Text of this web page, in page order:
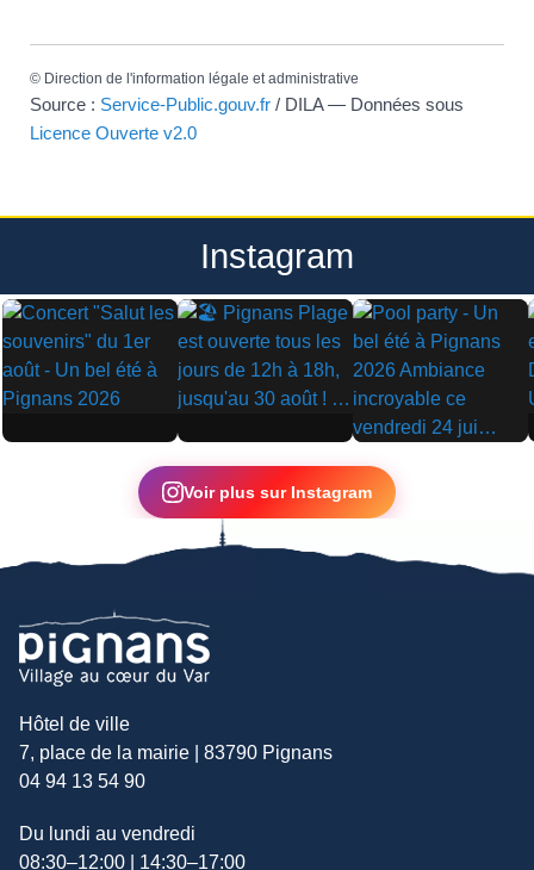
© Direction de l'information légale et administrative
Source : Service-Public.gouv.fr / DILA — Données sous
Licence Ouverte v2.0
Instagram
▶ ▶
▶
Voir plus sur Instagram
Hôtel de ville
7, place de la mairie | 83790 Pignans
04 94 13 54 90
Du lundi au vendredi
08:30–12:00 | 14:30–17:00